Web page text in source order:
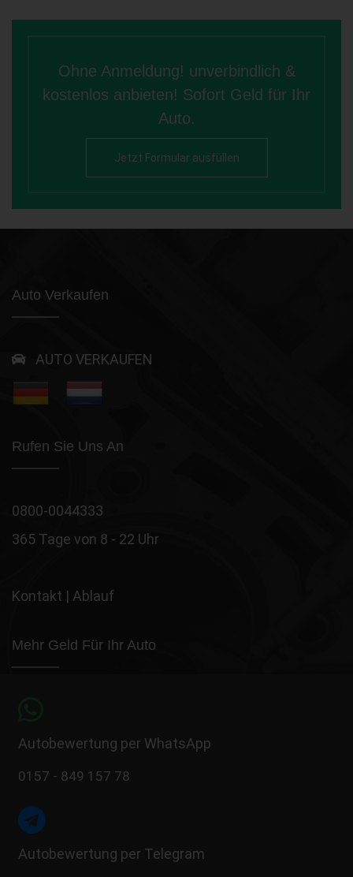
Ohne Anmeldung! unverbindlich &
kostenlos anbieten! Sofort Geld für Ihr
Auto.
Jetzt Formular ausfüllen
Auto Verkaufen
AUTO VERKAUFEN
Rufen Sie Uns An
0800-0044333
365 Tage von 8 - 22 Uhr
Kontakt | Ablauf
Mehr Geld Für Ihr Auto
Autobewertung per WhatsApp
0157 - 849 157 78
Autobewertung per Telegram